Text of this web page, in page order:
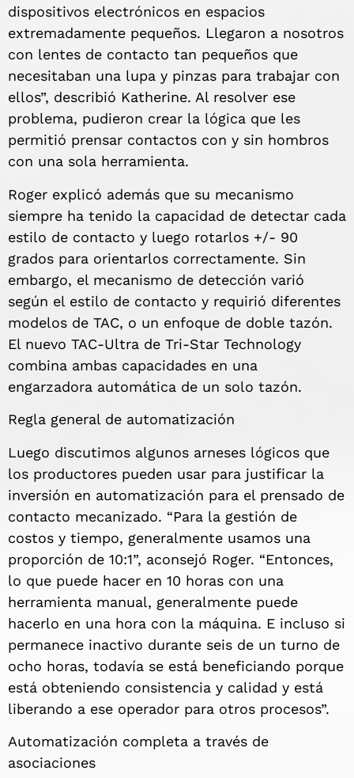
dispositivos electrónicos en espacios
extremadamente pequeños. Llegaron a nosotros
con lentes de contacto tan pequeños que
necesitaban una lupa y pinzas para trabajar con
ellos”, describió Katherine. Al resolver ese
problema, pudieron crear la lógica que les
permitió prensar contactos con y sin hombros
con una sola herramienta.
Roger explicó además que su mecanismo
siempre ha tenido la capacidad de detectar cada
estilo de contacto y luego rotarlos +/- 90
grados para orientarlos correctamente. Sin
embargo, el mecanismo de detección varió
según el estilo de contacto y requirió diferentes
modelos de TAC, o un enfoque de doble tazón.
El nuevo TAC-Ultra de Tri-Star Technology
combina ambas capacidades en una
engarzadora automática de un solo tazón.
Regla general de automatización
Luego discutimos algunos arneses lógicos que
los productores pueden usar para justificar la
inversión en automatización para el prensado de
contacto mecanizado. “Para la gestión de
costos y tiempo, generalmente usamos una
proporción de 10:1”, aconsejó Roger. “Entonces,
lo que puede hacer en 10 horas con una
herramienta manual, generalmente puede
hacerlo en una hora con la máquina. E incluso si
permanece inactivo durante seis de un turno de
ocho horas, todavía se está beneficiando porque
está obteniendo consistencia y calidad y está
liberando a ese operador para otros procesos”.
Automatización completa a través de
asociaciones